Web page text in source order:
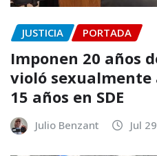
JUSTICIA PORTADA
Imponen 20 años
violó sexualmente
15 años en SDE
Julio Benzant Jul